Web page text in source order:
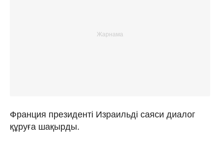
Франция президенті Израильді саяси диалог
құруға шақырды.